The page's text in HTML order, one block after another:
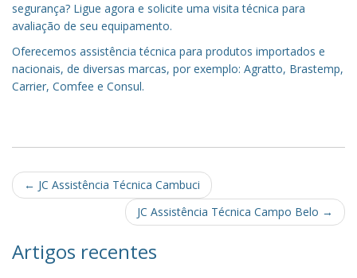
segurança? Ligue agora e solicite uma visita técnica para
avaliação de seu equipamento.
Oferecemos assistência técnica para produtos importados e
nacionais, de diversas marcas, por exemplo: Agratto, Brastemp,
Carrier, Comfee e Consul.
Post
navigation
← JC Assistência Técnica Cambuci
JC Assistência Técnica Campo Belo →
Artigos recentes